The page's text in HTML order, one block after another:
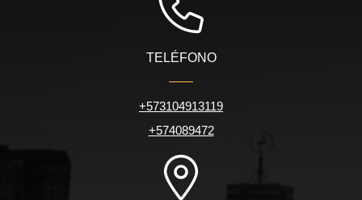
TELÉFONO
+573104913119
+574089472